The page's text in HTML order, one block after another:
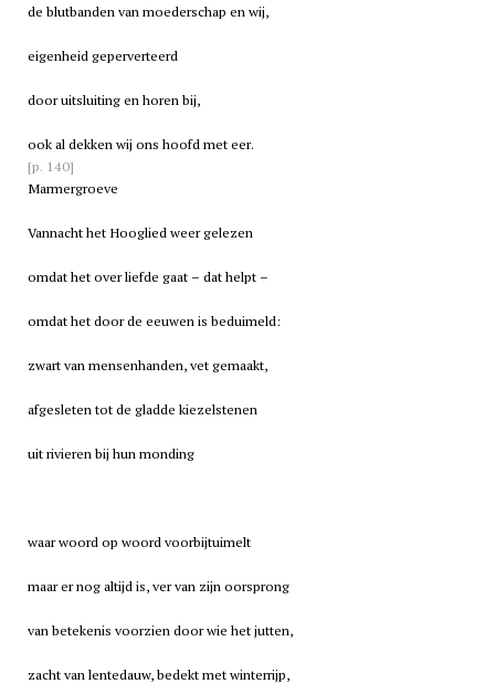
de blutbanden van moederschap en wij,
eigenheid geperverteerd
door uitsluiting en horen bij,
ook al dekken wij ons hoofd met eer.
[p. 140]
Marmergroeve
Vannacht het Hooglied weer gelezen
omdat het over liefde gaat – dat helpt –
omdat het door de eeuwen is beduimeld:
zwart van mensenhanden, vet gemaakt,
afgesleten tot de gladde kiezelstenen
uit rivieren bij hun monding
waar woord op woord voorbijtuimelt
maar er nog altijd is, ver van zijn oorsprong
van betekenis voorzien door wie het jutten,
zacht van lentedauw, bedekt met winterrijp,